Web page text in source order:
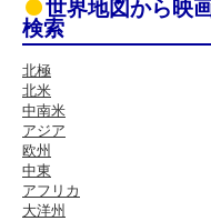
世界地図から映
検索
北極
北米
中南米
アジア
欧州
中東
アフリカ
大洋州